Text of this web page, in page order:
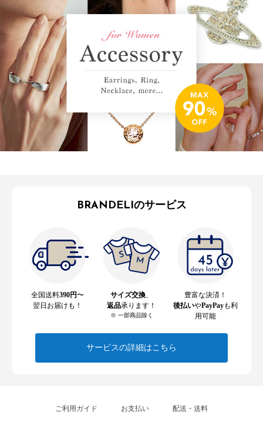
BRANDELIのサービス
全国送料390円〜
翌日お届けも！
サイズ交換
返品承ります！
※ 一部商品除く
豊富な決済！
後払いやPayPayも利
用可能
サービスの詳細はこちら
ご利用ガイド お支払い 配送・送料